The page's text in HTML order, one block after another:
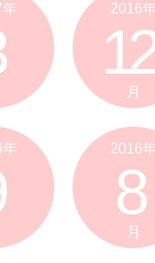
2016
12
月
2016
8
月